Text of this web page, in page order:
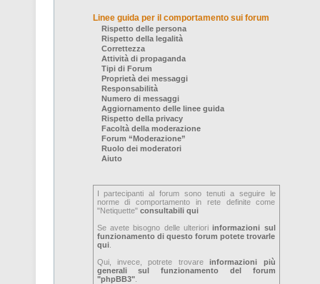
Linee guida per il comportamento sui forum
Rispetto delle persona
Rispetto della legalità
Correttezza
Attività di propaganda
Tipi di Forum
Proprietà dei messaggi
Responsabilità
Numero di messaggi
Aggiornamento delle linee guida
Rispetto della privacy
Facoltà della moderazione
Forum “Moderazione”
Ruolo dei moderatori
Aiuto
I partecipanti al forum sono tenuti a seguire le
norme di comportamento in rete definite come
"Netiquette" consultabili qui
Se avete bisogno delle ulterioriinformazioni sul
funzionamento di questo forum potete trovarle
qui.
Qui, invece, potrete trovareinformazioni più
generali sul funzionamento del forum
"phpBB3".